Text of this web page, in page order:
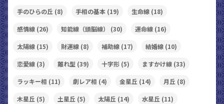
手のひらの丘 (8) 手相の基本 (19) 生命線 (18)
感情線 (26) 知能線（頭脳線） (30) 運命線 (16)
太陽線 (15) 財運線 (8) 補助線 (17) 結婚線 (10)
恋愛線 (3) 離れ型 (39) 十字形 (5) ますかけ線 (33)
ラッキー相 (11) 劇レア相 (4) 金星丘 (14) 月丘 (8)
木星丘 (5) 土星丘 (5) 太陽丘 (14) 水星丘 (11)